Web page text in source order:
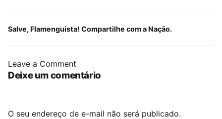
Salve, Flamenguista! Compartilhe com a Nação.
Leave a Comment
Deixe um comentário
O seu endereço de e-mail não será publicado.